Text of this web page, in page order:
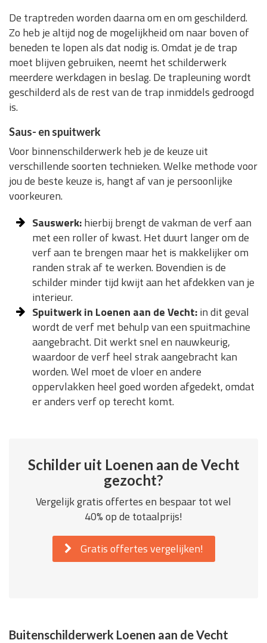
De traptreden worden daarna om en om geschilderd.
Zo heb je altijd nog de mogelijkheid om naar boven of
beneden te lopen als dat nodig is. Omdat je de trap
moet blijven gebruiken, neemt het schilderwerk
meerdere werkdagen in beslag. De trapleuning wordt
geschilderd als de rest van de trap inmiddels gedroogd
is.
Saus- en spuitwerk
Voor binnenschilderwerk heb je de keuze uit
verschillende soorten technieken. Welke methode voor
jou de beste keuze is, hangt af van je persoonlijke
voorkeuren.
Sauswerk:hierbij brengt de vakman de verf aan
met een roller of kwast. Het duurt langer om de
verf aan te brengen maar het is makkelijker om
randen strak af te werken. Bovendien is de
schilder minder tijd kwijt aan het afdekken van je
interieur.
Spuitwerk in Loenen aan de Vecht:in dit geval
wordt de verf met behulp van een spuitmachine
aangebracht. Dit werkt snel en nauwkeurig,
waardoor de verf heel strak aangebracht kan
worden. Wel moet de vloer en andere
oppervlakken heel goed worden afgedekt, omdat
er anders verf op terecht komt.
Schilder uit Loenen aan de Vecht
gezocht?
Vergelijk gratis offertes en bespaar tot wel
40% op de totaalprijs!
Gratis offertes vergelijken!
Buitenschilderwerk Loenen aan de Vecht